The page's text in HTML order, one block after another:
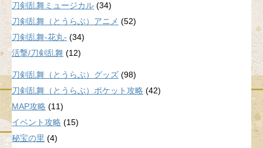
刀剣乱舞ミュージカル (34)
刀剣乱舞（とうらぶ）アニメ (52)
刀剣乱舞-花丸- (34)
活撃/刀剣乱舞 (12)
刀剣乱舞（とうらぶ）グッズ (98)
刀剣乱舞（とうらぶ）ポケット攻略 (42)
MAP攻略 (11)
イベント攻略 (15)
秘宝の里 (4)